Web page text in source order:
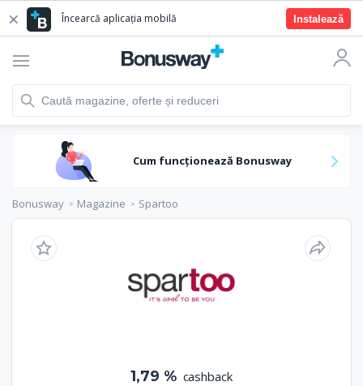
Încearcă aplicația mobilă Instalează
Cum funcționează Bonusway
Bonusway Magazine Spartoo
1,79 % cashback